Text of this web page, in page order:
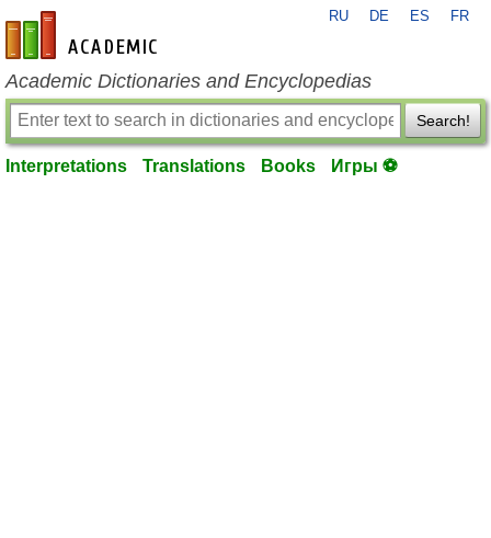
en-academic.com
RU DE ES FR
Academic Dictionaries and Encyclopedias
Search!
Interpretations Translations Books Игры ⚽